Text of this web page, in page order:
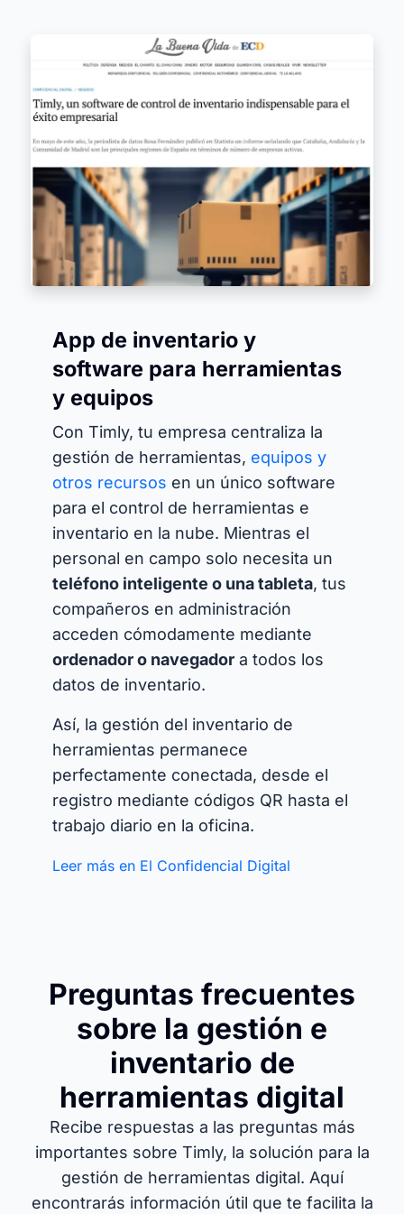
App de inventario y
software para herramientas
y equipos
Con Timly, tu empresa centraliza la
gestión de herramientas, equipos y
otros recursos en un único software
para el control de herramientas e
inventario en la nube. Mientras el
personal en campo solo necesita un
teléfono inteligente o una tableta, tus
compañeros en administración
acceden cómodamente mediante
ordenador o navegador a todos los
datos de inventario.
Así, la gestión del inventario de
herramientas permanece
perfectamente conectada, desde el
registro mediante códigos QR hasta el
trabajo diario en la oficina.
Leer más en El Confidencial Digital
Preguntas frecuentes
sobre la gestión e
inventario de
herramientas digital
Recibe respuestas a las preguntas más
importantes sobre Timly, la solución para la
gestión de herramientas digital. Aquí
encontrarás información útil que te facilita la